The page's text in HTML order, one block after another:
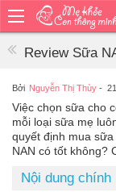
chủ
ăn
Bé
vệ
sinh
Bé
mặc
Review Sữa
Bởi Nguyễn Thị Thùy -
Việc chọn sữa cho
mỗi loại sữa mẹ
quyết định mua
NAN có tốt không?
Nội dung chính